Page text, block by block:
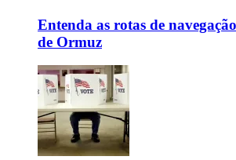
Entenda as rotas de
de Ormuz